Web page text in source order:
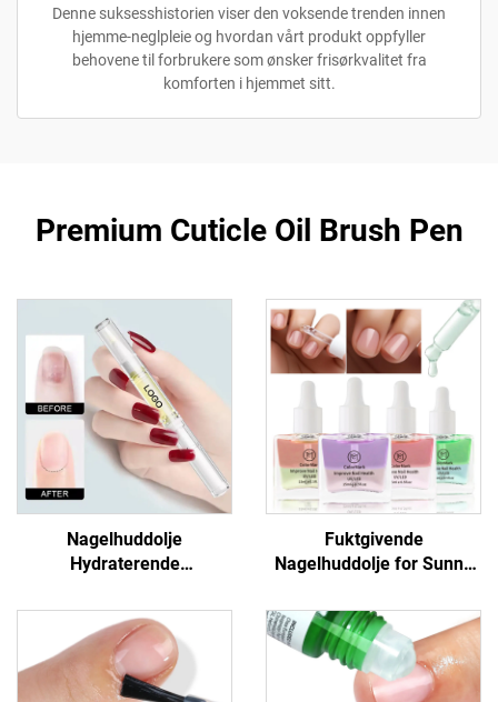
Denne suksesshistorien viser den voksende trenden innen
hjemme-neglpleie og hvordan vårt produkt oppfyller
behovene til forbrukere som ønsker frisørkvalitet fra
komforten i hjemmet sitt.
Premium Cuticle Oil Brush Pen
Nagelhuddolje
Hydraterende
Fuktgivende
Nagelhuddolje for Sunne